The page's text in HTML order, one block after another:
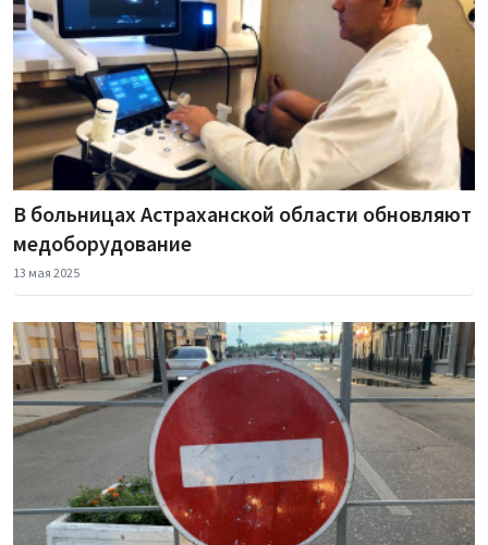
В больницах Астраханской области обновляют
медоборудование
13 мая 2025